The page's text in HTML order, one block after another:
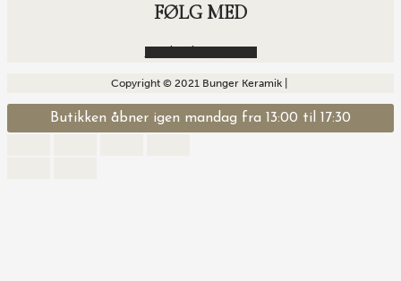
FØLG MED
Copyright © 2021 Bunger Keramik |
Butikken åbner igen mandag fra 13:00 til 17:30